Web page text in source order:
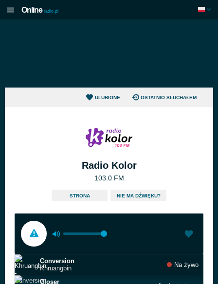
Online radio.pl
ULUBIONE OSTATNIO SŁUCHAŁEM
Radio Kolor
103.0 FM
STRONA NIE MA DŹWIĘKU?
Conversion
Khruangbin
Na żywo
Closer